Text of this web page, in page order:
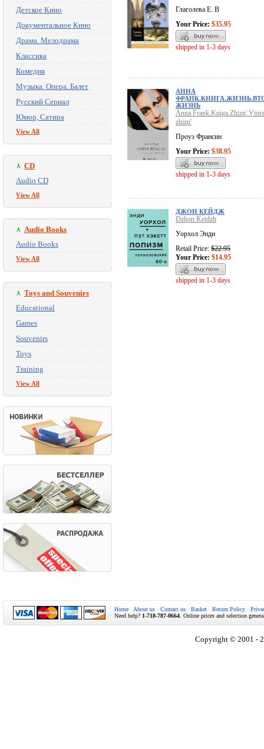
Детское Кино
Документальное Кино
Драма. Мелодрама
Классика
Комедия
Музыка. Опера. Балет
Русский Сериал
Юмор, Сатира
View All
CD
Audio CD
View All
Audio Books
Audio Books
View All
Toys and Souvenirs
Educational
Games
Souvenirs
Toys
Training
View All
Глаголева Е. В
Your Price: $35.95
shipped in 1-3 days
АННА
ЖИЗНЬ
Anna
zhizn'
Проуз Франсин
Your Price: $38.95
shipped in 1-3 days
ДЖОН КЕЙДЖ
Dzhon Keidzh
Уорхол Энди
Retail Price: $22.95
Your Price: $14.95
shipped in 1-3 days
Home About us Contact us Basket Return Policy
Need help? 1-718-787-0664 . Online prices and selection
Copyright © 2001 -